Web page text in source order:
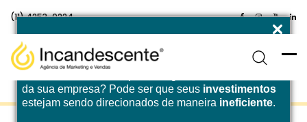
da sua empresa? Pode ser que seus investimentos
estejam sendo direcionados de maneira ineficiente.
(11) 4253-0224